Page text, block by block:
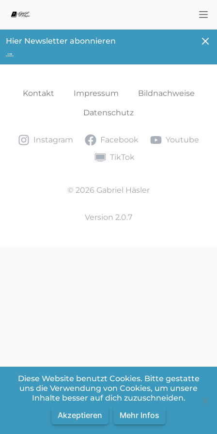
Hier Newsletter abonnieren
→
Kontakt Impressum Bildnachweise
Datenschutz
Instagram
Instagram Facebook
Facebook YoutubeYoutube
TikTokTikTok
© 2026 Gabriel Häsler
Version 2.0.7
Diese Website benutzt Cookies. Bitte gestatte
uns die Verwendung von Cookies, um unsere
Inhalte besser auf dich zuzuschneiden.
Akzeptieren Mehr Infos